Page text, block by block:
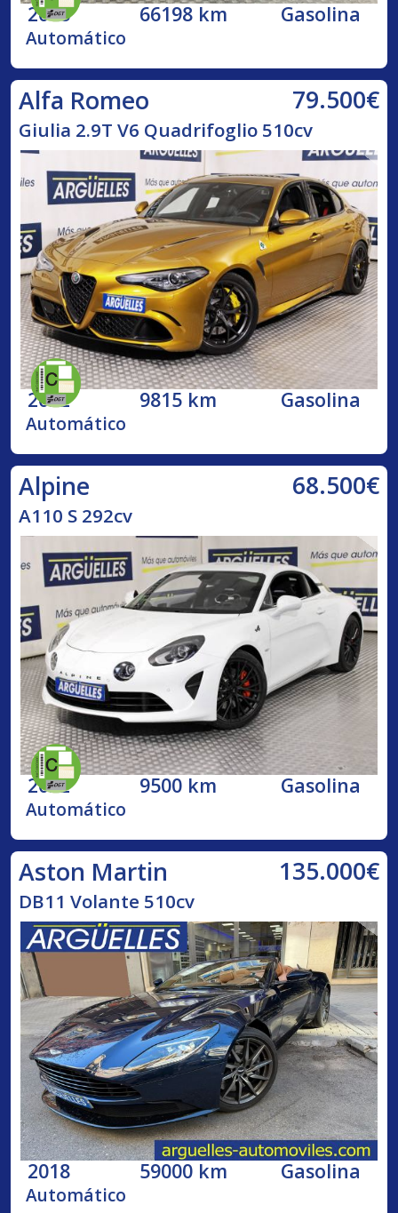
2018 66198 km Gasolina
Automático
Alfa Romeo 79.500€
Giulia 2.9T V6 Quadrifoglio 510cv
2022 9815 km Gasolina
Automático
Alpine 68.500€
A110 S 292cv
2022 9500 km Gasolina
Automático
Aston Martin 135.000€
DB11 Volante 510cv
2018 59000 km Gasolina
Automático